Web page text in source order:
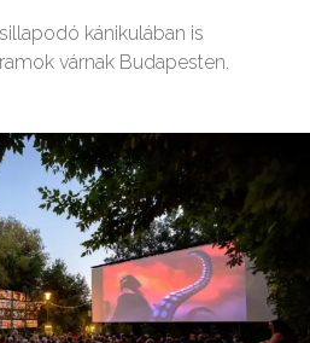
kánikulában is
várnak Budapesten.